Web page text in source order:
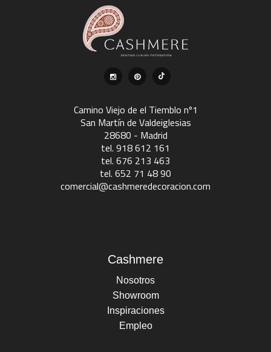
Camino Viejo de el Tiemblo nº1
San Martín de Valdeiglesias
28680 - Madrid
tel. 918 612 161
tel. 676 213 463
tel. 652 71 48 90
comercial@cashmeredecoracion.com
Cashmere
Nosotros
Showroom
Inspiraciones
Empleo